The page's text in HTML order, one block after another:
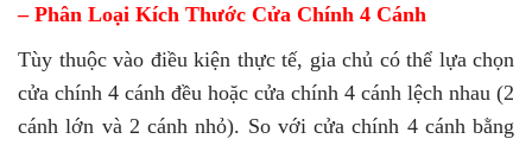
– Phân Loại Kích Thước Cửa Chính 4 Cánh
Tùy thuộc vào điều kiện thực tế, gia chủ có thể lựa chọn
cửa chính 4 cánh đều hoặc cửa chính 4 cánh lệch nhau (2
cánh lớn và 2 cánh nhỏ). So với cửa chính 4 cánh bằng